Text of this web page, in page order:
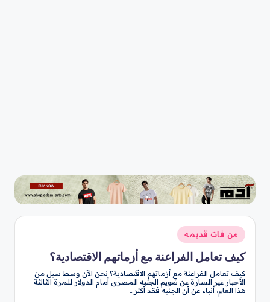
نُشر
فيمن فات قديمه
كيف تعامل الفراعنة مع أزماتهم الاقتصادية؟
كيف تعامل الفراعنة مع أزماتهم الاقتصادية؟ نحن الآن وسط سيل من
الأخبار غير السارة عن تعويم الجنيه المصرى أمام الدولار للمرة الثالثة
هذا العام، أنباء عن أن الجنيه فقد أكثر…